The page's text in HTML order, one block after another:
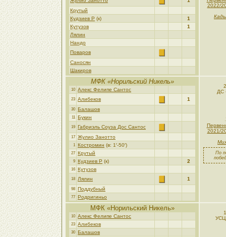
Крутый
Кудзиев Р (к)
1
Кутузов
1
Лялин
Нандо
Поваров
Саносян
Шакиров
2022/
МФК «Норильский Никель»
10 Алекс Фелипе Сантос
23 Алибеков 1
30 Балашов
11 Букин
19 Габриэль Соуза Дос Сантос
17 Жулио Занотто
1 Костромин (в: 1′-50′)
27 Крутый
9 Кудзиев Р (к) 2
16 Кутузов
18 Лялин 1
98 Поддубный
77 Родригиньо
ДС
2021/
По
МФК «Норильский Никель»
10 Алекс Фелипе Сантос
23 Алибеков
30 Балашов
УСЦ